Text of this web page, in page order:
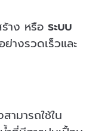
าง หรือ ระบบ
างรวดเร็วและ
ามารถใช้ใน